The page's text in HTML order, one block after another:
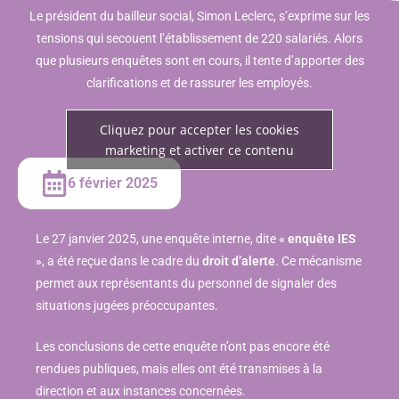
Le président du bailleur social, Simon Leclerc, s’exprime sur les
tensions qui secouent l’établissement de 220 salariés. Alors
que plusieurs enquêtes sont en cours, il tente d’apporter des
clarifications et de rassurer les employés.
Cliquez pour accepter les cookies
marketing et activer ce contenu
6 février 2025
Le 27 janvier 2025, une enquête interne, dite« enquête IES
», a été reçue dans le cadre du droit d’alerte. Ce mécanisme
permet aux représentants du personnel de signaler des
situations jugées préoccupantes.
Les conclusions de cette enquête n’ont pas encore été
rendues publiques, mais elles ont été transmises à la
direction et aux instances concernées.